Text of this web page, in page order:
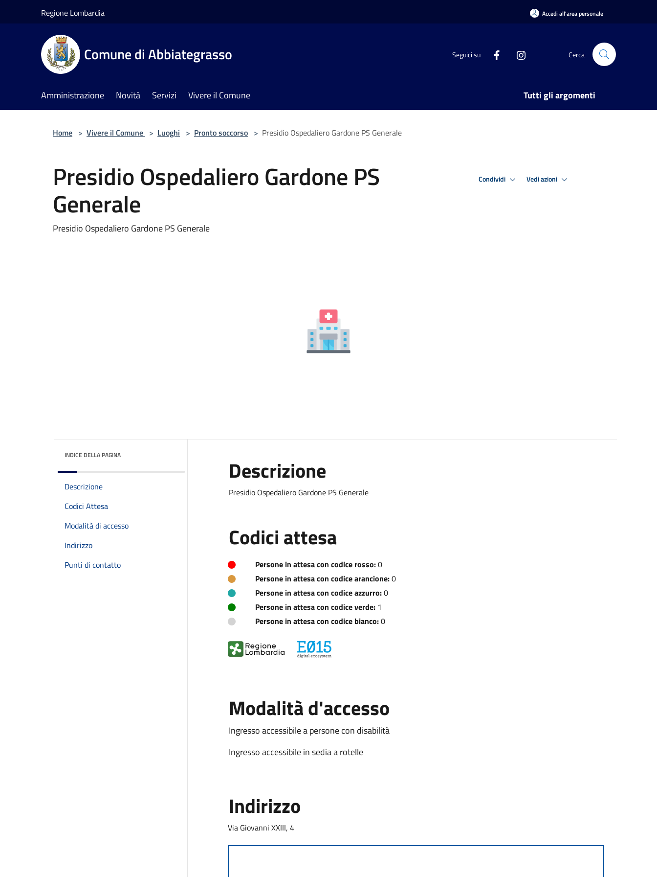
Regione Lombardia Accedi all'area personale
Comune di Abbiategrasso Seguici su Cerca
Amministrazione Novità Servizi Vivere il Comune Tutti gli argomenti
Home > Vivere il Comune > Luoghi > Pronto soccorso > Presidio Ospedaliero Gardone PS Generale
Presidio Ospedaliero Gardone PS
Generale
Presidio Ospedaliero Gardone PS Generale
Condividi Vedi azioni
INDICE DELLA PAGINA
Descrizione
Codici Attesa
Modalità di accesso
Indirizzo
Punti di contatto
Descrizione
Presidio Ospedaliero Gardone PS Generale
Codici attesa
Persone in attesa con codice rosso:0
Persone in attesa con codice arancione:0
Persone in attesa con codice azzurro:0
Persone in attesa con codice verde:1
Persone in attesa con codice bianco:0
Modalità d'accesso
Ingresso accessibile a persone con disabilità
Ingresso accessibile in sedia a rotelle
Indirizzo
Via Giovanni XXIII, 4